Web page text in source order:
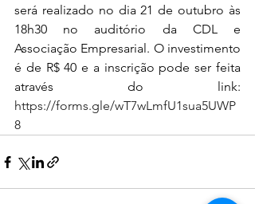
será realizado no dia 21 de outubro às
18h30 no auditório da CDL e
Associação Empresarial. O investimento
é de R$ 40 e a inscrição pode ser feita
https://forms.gle/wT7wLmfU1sua5UWP
8